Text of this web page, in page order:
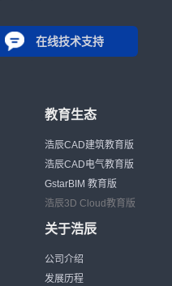
在线技术支持
教育生态
浩辰CAD建筑教育版
浩辰CAD电气教育版
GstarBIM 教育版
浩辰3D Cloud教育版
关于浩辰
公司介绍
发展历程